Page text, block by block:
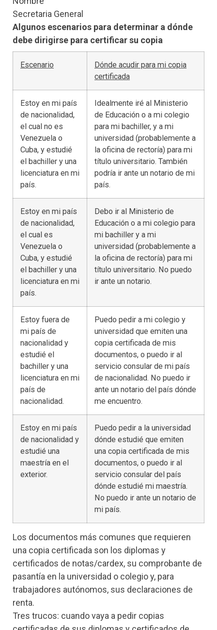
Secretaria General
Algunos escenarios para determinar a dónde
debe dirigirse para certificar su copia
Escenario
Dónde acudir para mi copia
certificada
Estoy en mi país
de nacionalidad,
el cual no es
Venezuela o
Cuba, y estudié
el bachiller y una
licenciatura en mi
país.
Idealmente iré al Ministerio
de Educación o a mi colegio
para mi bachiller, y a mi
universidad (probablemente a
la oficina de rectoría) para mi
título universitario. También
podría ir ante un notario de mi
país.
Estoy en mi país
de nacionalidad,
el cual es
Venezuela o
Cuba, y estudié
el bachiller y una
licenciatura en mi
país.
Debo ir al Ministerio de
Educación o a mi colegio para
mi bachiller y a mi
universidad (probablemente a
la oficina de rectoría) para mi
título universitario. No puedo
ir ante un notario.
Estoy fuera de
mi país de
nacionalidad y
estudié el
bachiller y una
licenciatura en mi
país de
nacionalidad.
Puedo pedir a mi colegio y
universidad que emiten una
copia certificada de mis
documentos, o puedo ir al
servicio consular de mi país
de nacionalidad. No puedo ir
ante un notario del país dónde
me encuentro.
Estoy en mi país
de nacionalidad y
estudié una
maestría en el
exterior.
Puedo pedir a la universidad
dónde estudié que emiten
una copia certificada de mis
documentos, o puedo ir al
servicio consular del país
dónde estudié mi maestría.
No puedo ir ante un notario de
mi país.
Los documentos más comunes que requieren
una copia certificada son los diplomas y
certificados de notas/cardex, su comprobante de
pasantía en la universidad o colegio y, para
trabajadores autónomos, sus declaraciones de
renta.
Tres trucos: cuando vaya a pedir copias